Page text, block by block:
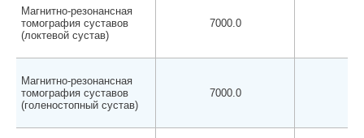
Магнитно-резонансная
томография суставов
(локтевой сустав)
7000.0
Магнитно-резонансная
томография суставов
(голеностопный сустав)
7000.0